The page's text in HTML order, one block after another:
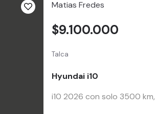
Matias Fredes
Talca
Hyundai i10
i10 2026 con solo 3500
$9.100.000